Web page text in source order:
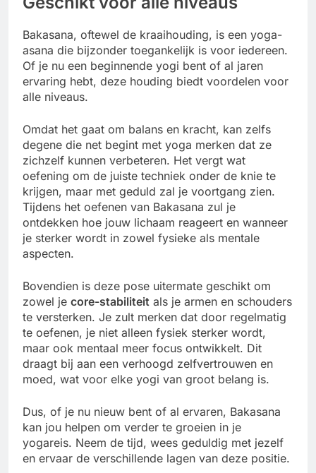
Bakasana, oftewel de kraaihouding, is een yoga-
asana die bijzonder toegankelijk is voor iedereen.
Of je nu een beginnende yogi bent of al jaren
ervaring hebt, deze houding biedt voordelen voor
alle niveaus.
Omdat het gaat om balans en kracht, kan zelfs
degene die net begint met yoga merken dat ze
zichzelf kunnen verbeteren. Het vergt wat
oefening om de juiste techniek onder de knie te
krijgen, maar met geduld zal je voortgang zien.
Tijdens het oefenen van Bakasana zul je
ontdekken hoe jouw lichaam reageert en wanneer
je sterker wordt in zowel fysieke als mentale
aspecten.
Bovendien is deze pose uitermate geschikt om
zowel je core-stabiliteit als je armen en schouders
te versterken. Je zult merken dat door regelmatig
te oefenen, je niet alleen fysiek sterker wordt,
maar ook mentaal meer focus ontwikkelt. Dit
draagt bij aan een verhoogd zelfvertrouwen en
moed, wat voor elke yogi van groot belang is.
Dus, of je nu nieuw bent of al ervaren, Bakasana
kan jou helpen om verder te groeien in je
yogareis. Neem de tijd, wees geduldig met jezelf
en ervaar de verschillende lagen van deze positie.